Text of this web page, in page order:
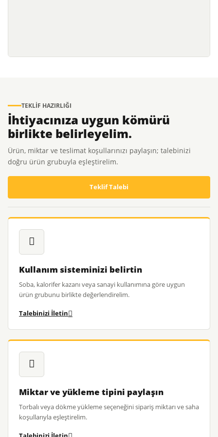
TEKLIF HAZIRLIĞI
İhtiyacınıza uygun kömürü
birlikte belirleyelim.
Ürün, miktar ve teslimat koşullarınızı paylaşın; talebinizi
doğru ürün grubuyla eşleştirelim.
Teklif Talebi
Kullanım sisteminizi belirtin
Soba, kalorifer kazanı veya sanayi kullanımına göre uygun
ürün grubunu birlikte değerlendirelim.
Talebinizi İletin
Miktar ve yükleme tipini paylaşın
Torbalı veya dökme yükleme seçeneğini sipariş miktarı ve saha
koşullarıyla eşleştirelim.